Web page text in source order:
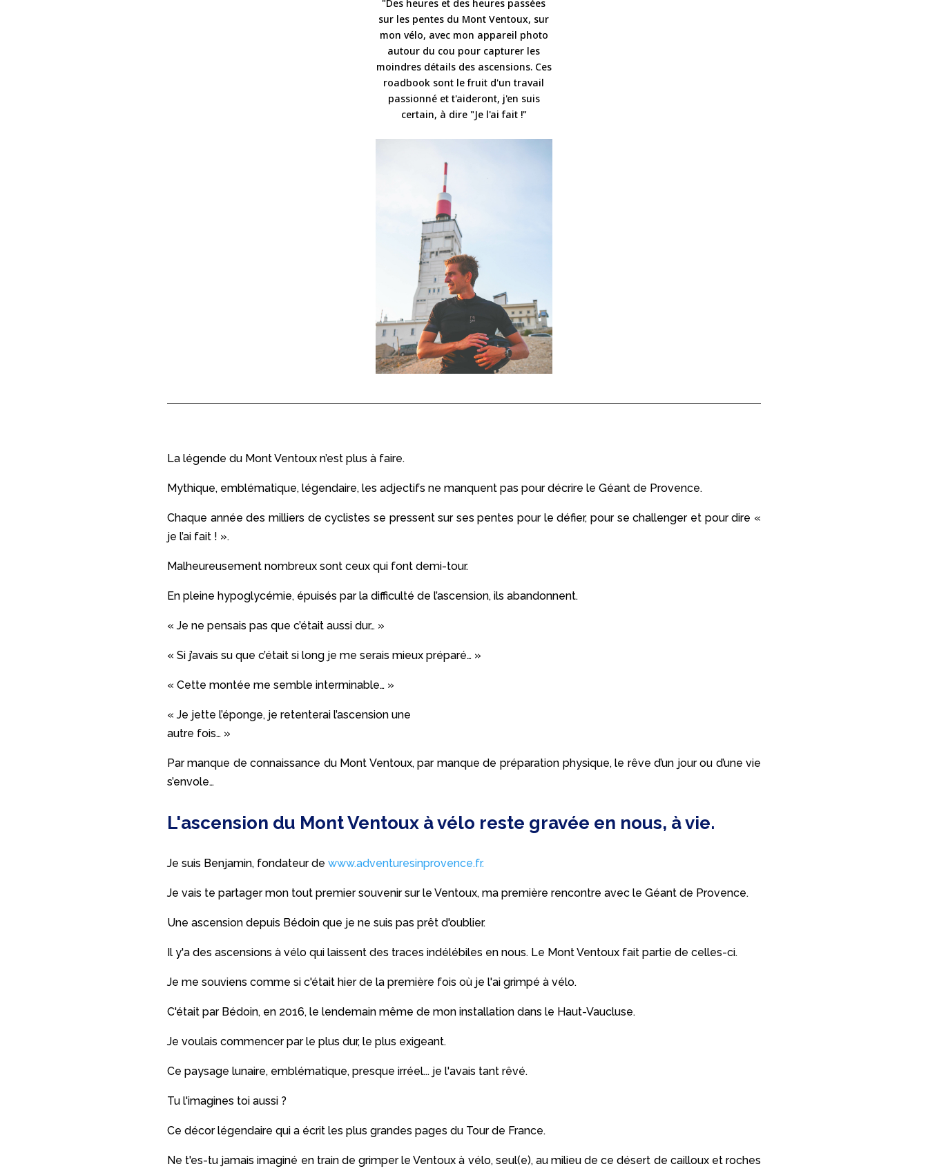
"Des heures et des heures passées
sur les pentes du Mont Ventoux, sur
mon vélo, avec mon appareil photo
autour du cou pour capturer les
moindres détails des ascensions. Ces
roadbook sont le fruit d'un travail
passionné et t'aideront, j'en suis
certain, à dire "Je l'ai fait !"
La légende du Mont Ventoux n’est plus à faire.
Mythique, emblématique, légendaire, les adjectifs ne manquent pas pour décrire le Géant de Provence.
Chaque année des milliers de cyclistes se pressent sur ses pentes pour le défier, pour se challenger et pour dire «
je l’ai fait ! ».
Malheureusement nombreux sont ceux qui font demi-tour.
En pleine hypoglycémie, épuisés par la difficulté de l’ascension, ils abandonnent.
« Je ne pensais pas que c’était aussi dur… »
« Si j’avais su que c’était si long je me serais mieux préparé… »
« Cette montée me semble interminable… »
« Je jette l’éponge, je retenterai l’ascension une
autre fois… »
Par manque de connaissance du Mont Ventoux, par manque de préparation physique, le rêve d’un jour ou d’une vie
s’envole…
L'ascension du Mont Ventoux à vélo reste gravée en nous, à vie.
Je suis Benjamin, fondateur de www.adventuresinprovence.fr.
Je vais te partager mon tout premier souvenir sur le Ventoux, ma première rencontre avec le Géant de Provence.
Une ascension depuis Bédoin que je ne suis pas prêt d'oublier.
Il y'a des ascensions à vélo qui laissent des traces indélébiles en nous. Le Mont Ventoux fait partie de celles-ci.
Je me souviens comme si c'était hier de la première fois où je l'ai grimpé à vélo.
C'était par Bédoin, en 2016, le lendemain même de mon installation dans le Haut-Vaucluse.
Je voulais commencer par le plus dur, le plus exigeant.
Ce paysage lunaire, emblématique, presque irréel... je l'avais tant rêvé.
Tu l'imagines toi aussi ?
Ce décor légendaire qui a écrit les plus grandes pages du Tour de France.
Ne t'es-tu jamais imaginé en train de grimper le Ventoux à vélo, seul(e), au milieu de ce désert de cailloux et roches